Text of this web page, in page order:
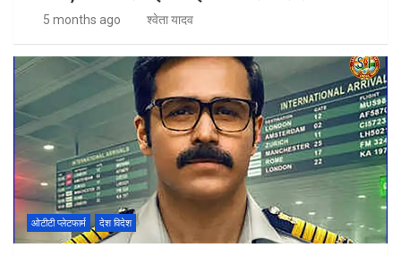
5 months ago श्वेता यादव
ओटीटी प्लेटफार्म देश विदेश